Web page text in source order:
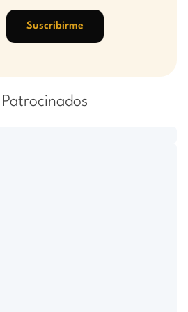
Suscribirme
Patrocinados